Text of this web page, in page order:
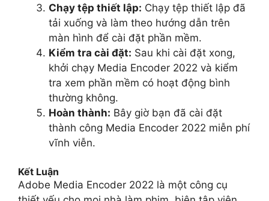
Chạy tệp thiết lập: Chạy tệp thiết lập đã
tải xuống và làm theo hướng dẫn trên
màn hình để cài đặt phần mềm.
Kiểm tra cài đặt: Sau khi cài đặt xong,
khởi chạy Media Encoder 2022 và kiểm
tra xem phần mềm có hoạt động bình
thường không.
Hoàn thành: Bây giờ bạn đã cài đặt
thành công Media Encoder 2022 miễn phí
vĩnh viễn.
Kết Luận
Adobe Media Encoder 2022 là một công cụ